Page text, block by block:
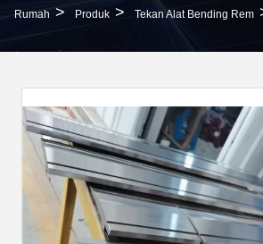
Rumah > Produk > Tekan Alat Bending Rem